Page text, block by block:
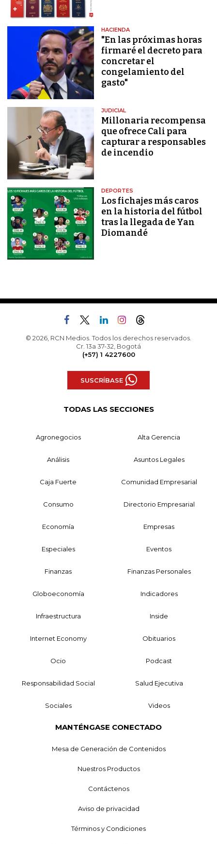
HACIENDA
"En las próximas horas
firmaré el decreto para
concretar el
congelamiento del
gasto"
JUDICIAL
Millonaria recompensa
que ofrece Cali para
capturar a responsables
de incendio
DEPORTES
Los fichajes más caros
en la historia del fútbol
tras la llegada de Yan
Diomandé
© 2026, RCN Medios. Todos los derechos reservados.
Cr. 13a 37-32, Bogotá
(+57) 1 4227600
SUSCRÍBASE
TODAS LAS SECCIONES
Agronegocios Alta Gerencia
Análisis Asuntos Legales
Caja Fuerte Comunidad Empresarial
Consumo Directorio Empresarial
Economía Empresas
Especiales Eventos
Finanzas Finanzas Personales
Globoeconomía Indicadores
Infraestructura Inside
Internet Economy Obituarios
Ocio Podcast
Responsabilidad Social Salud Ejecutiva
Sociales Videos
MANTÉNGASE CONECTADO
Mesa de Generación de Contenidos
Nuestros Productos
Contáctenos
Aviso de privacidad
Términos y Condiciones